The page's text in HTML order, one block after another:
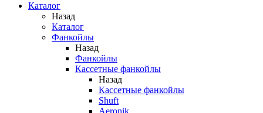
Каталог
Назад
Каталог
Фанкойлы
Назад
Фанкойлы
Кассетные фанкойлы
Назад
Кассетные фанкойлы
Shuft
Aeronik